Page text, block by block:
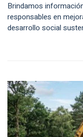
Brindamos
responsables en
desarrollo social